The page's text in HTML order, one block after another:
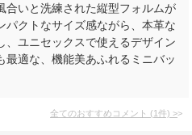
合いと洗練された縦型フォルムが
クトなサイズ感ながら、本革な
、ユニセックスで使えるデザイン
適な、機能美あふれるミニバッ
全てのおすすめコメント (1件) >